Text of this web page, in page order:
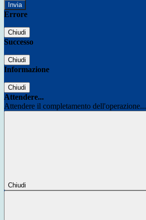
Errore
Chiudi
Successo
Chiudi
Informazione
Chiudi
Attendere...
Attendere il completamento dell'operazione...
Chiudi